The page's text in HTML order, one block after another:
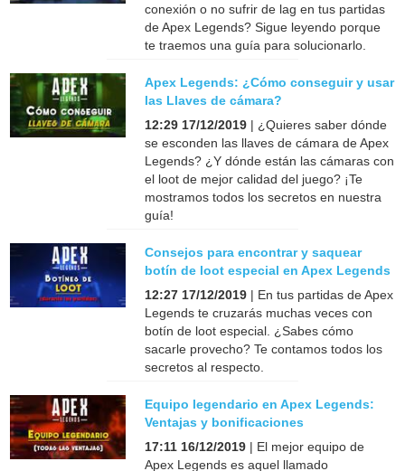
conexión o no sufrir de lag en tus partidas
de Apex Legends? Sigue leyendo porque
te traemos una guía para solucionarlo.
Apex Legends: ¿Cómo conseguir y usar
las Llaves de cámara?
12:29 17/12/2019 | ¿Quieres saber dónde
se esconden las llaves de cámara de Apex
Legends? ¿Y dónde están las cámaras con
el loot de mejor calidad del juego? ¡Te
mostramos todos los secretos en nuestra
guía!
Consejos para encontrar y saquear
botín de loot especial en Apex Legends
12:27 17/12/2019 | En tus partidas de Apex
Legends te cruzarás muchas veces con
botín de loot especial. ¿Sabes cómo
sacarle provecho? Te contamos todos los
secretos al respecto.
Equipo legendario en Apex Legends:
Ventajas y bonificaciones
17:11 16/12/2019 | El mejor equipo de
Apex Legends es aquel llamado